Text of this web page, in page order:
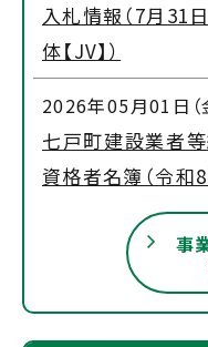
事
入札情報（7月31
体【JV】）
2026年05月01日（
七戸町建設業者
資格者名簿（令和